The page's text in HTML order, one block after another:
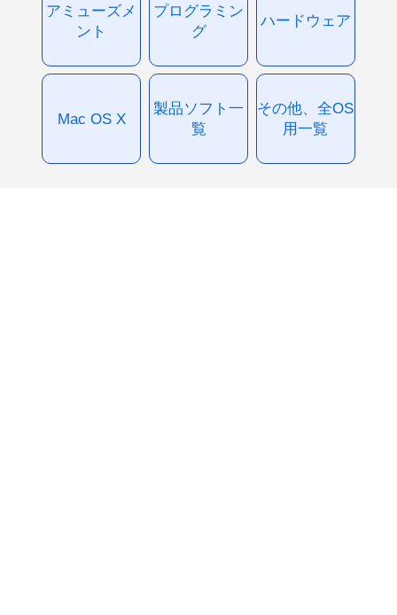
アミューズメ
ント
プログラミン
グ
ハードウェア
Mac OS X
製品ソフト一
覧
その他、全OS
用一覧